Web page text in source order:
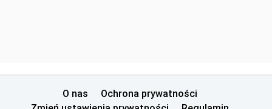
O nas
Ochrona prywatności